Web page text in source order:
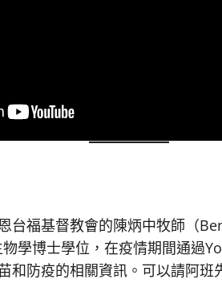
台福基督教會的陳炳中牧師（
學博士學位，在疫情期間通過
和防疫的相關資訊。可以請阿班